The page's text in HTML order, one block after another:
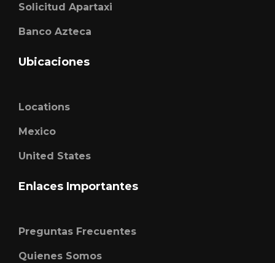
Solicitud Apartaxi
Banco Azteca
Ubicaciones
Locations
Mexico
United States
Enlaces Importantes
Preguntas Frecuentes
Quienes Somos